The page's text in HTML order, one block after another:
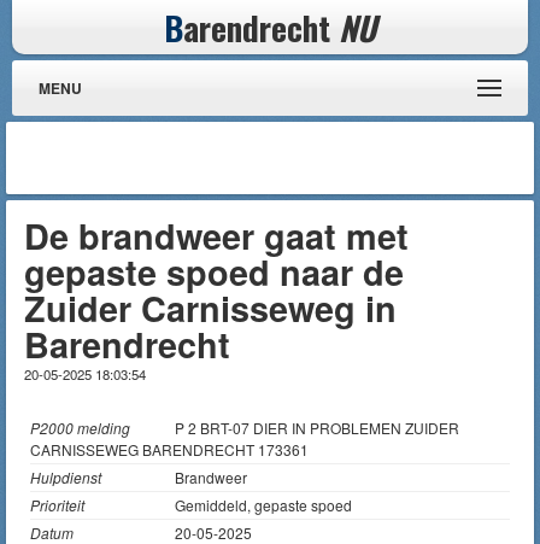
Barendrecht NU
MENU
De brandweer gaat met
gepaste spoed naar de
Zuider Carnisseweg in
Barendrecht
20-05-2025 18:03:54
P2000 melding
P 2 BRT-07 DIER IN PROBLEMEN ZUIDER
CARNISSEWEG BARENDRECHT 173361
Hulpdienst
Brandweer
Prioriteit
Gemiddeld, gepaste spoed
Datum
20-05-2025